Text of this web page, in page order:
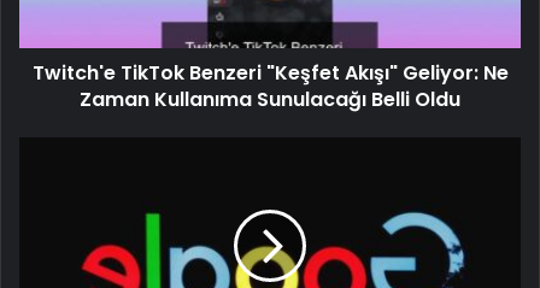
Twitch'e TikTok Benzeri "Keşfet Akışı" Geliyor: Ne
Zaman Kullanıma Sunulacağı Belli Oldu